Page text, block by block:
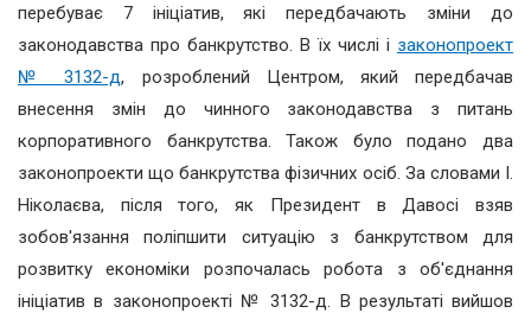
перебуває 7 ініціатив, які передбачають зміни до
законодавства про банкрутство. В їх числі і законопроект
№ 3132-д, розроблений Центром, який передбачав
внесення змін до чинного законодавства з питань
корпоративного банкрутства. Також було подано два
законопроекти що банкрутства фізичних осіб. За словами І.
Ніколаєва, після того, як Президент в Давосі взяв
зобов'язання поліпшити ситуацію з банкрутством для
розвитку економіки розпочалась робота з об'єднання
ініціатив в законопроекті № 3132-д. В результаті вийшов